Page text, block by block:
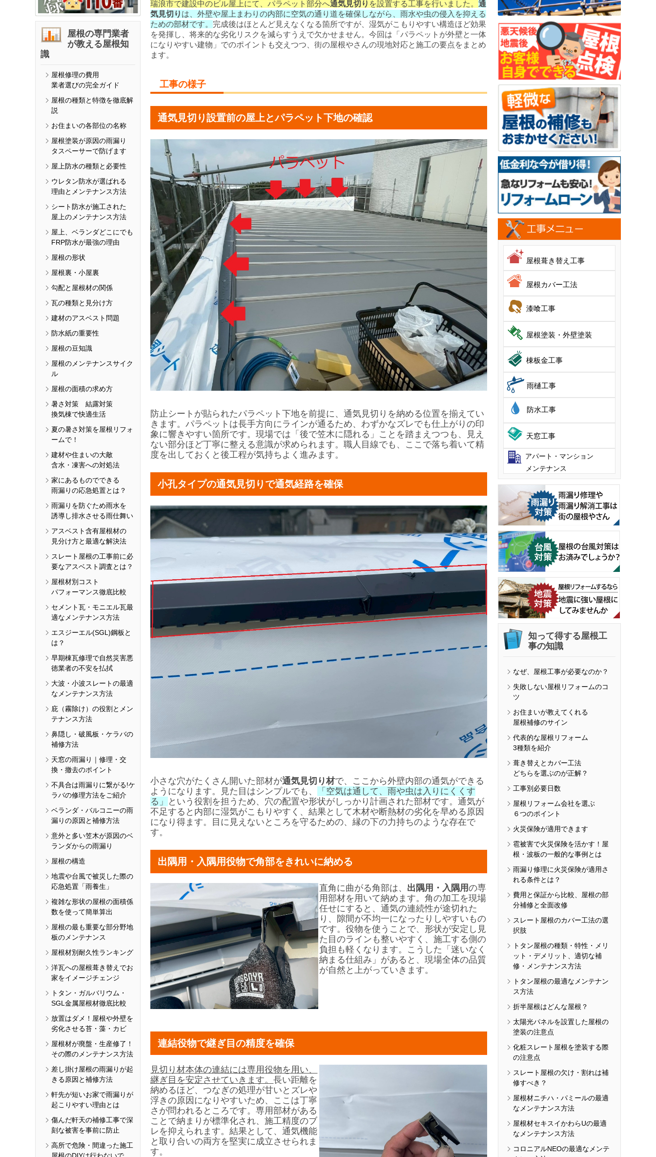
屋根の専門業者
が教える屋根知
識
屋根修理の費用
業者選びの完全ガイド
屋根の種類と特徴を徹底解
説
お住まいの各部位の名称
屋根塗装が原因の雨漏り
タスペーサーで防げます
屋上防水の種類と必要性
ウレタン防水が選ばれる
理由とメンテナンス方法
シート防水が施工された
屋上のメンテナンス方法
屋上、ベランダどこにでも
FRP防水が最強の理由
屋根の形状
屋根裏・小屋裏
勾配と屋根材の関係
瓦の種類と見分け方
建材のアスベスト問題
防水紙の重要性
屋根の豆知識
屋根のメンテナンスサイク
ル
屋根の面積の求め方
暑さ対策 結露対策
換気棟で快適生活
夏の暑さ対策を屋根リフォ
ームで！
建材や住まいの大敵
含水・凍害への対処法
家にあるものでできる
雨漏りの応急処置とは？
雨漏りを防ぐため雨水を
誘導し排水させる雨仕舞い
アスベスト含有屋根材の
見分け方と最適な解決法
スレート屋根の工事前に必
要なアスベスト調査とは？
屋根材別コスト
パフォーマンス徹底比較
セメント瓦・モニエル瓦最
適なメンテナンス方法
エスジーエル(SGL)鋼板と
は？
早期棟瓦修理で自然災害悪
徳業者の不安を払拭
大波・小波スレートの最適
なメンテナンス方法
庇（霧除け）の役割とメン
テナンス方法
鼻隠し・破風板・ケラバの
補修方法
天窓の雨漏り｜修理・交
換・撤去のポイント
不具合は雨漏りに繋がる!ケ
ラバの修理方法をご紹介
ベランダ・バルコニーの雨
漏りの原因と補修方法
意外と多い笠木が原因のベ
ランダからの雨漏り
屋根の構造
地震や台風で被災した際の
応急処置「雨養生」
複雑な形状の屋根の面積係
数を使って簡単算出
屋根の最も重要な部分野地
板のメンテナンス
屋根材別耐久性ランキング
洋瓦への屋根葺き替えでお
家をイメージチェンジ
トタン・ガルバリウム・
SGL金属屋根材徹底比較
放置はダメ！屋根や外壁を
劣化させる苔・藻・カビ
屋根材が廃盤・生産修了！
その際のメンテナンス方法
差し掛け屋根の雨漏りが起
きる原因と補修方法
軒先が短いお家で雨漏りが
起こりやすい理由とは
傷んだ軒天の補修工事で深
刻な被害を事前に防止
高所で危険・間違った施工
屋根のDIYは行わないで
瑞浪市で建設中のビル屋上にて、パラペット部分へ通気見切り を設置する工事を行いました。通
気見切り は、外壁や屋上まわりの内部に空気の通り道を確保しながら、雨水や虫の侵入を抑える
ための部材です。 完成後はほとんど見えなくなる箇所ですが、湿気がこもりやすい構造ほど効果
を発揮し、将来的な劣化リスクを減らすうえで欠かせません。今回は「パラペットが外壁と一体
になりやすい建物」でのポイントも交えつつ、街の屋根やさんの現地対応と施工の要点をまとめ
ます。
工事の様子
通気見切り設置前の屋上とパラペット下地の確認
防止シートが貼られたパラペット下地を前提に、通気見切りを納める位置を揃えてい
きます。パラペットは長手方向にラインが通るため、わずかなズレでも仕上がりの印
象に響きやすい箇所です。現場では「後で笠木に隠れる」ことを踏まえつつも、見え
ない部分ほど丁寧に整える意識が求められます。職人目線でも、ここで落ち着いて精
度を出しておくと後工程が気持ちよく進みます。
小孔タイプの通気見切りで通気経路を確保
小さな穴がたくさん開いた部材が通気見切り材で、ここから外壁内部の通気ができる
ようになります。見た目はシンプルでも、
「空気は通して、雨や虫は入りにくくす
る」
という役割を担うため、穴の配置や形状がしっかり計画された部材です。通気が
不足すると内部に湿気がこもりやすく、結果として木材や断熱材の劣化を早める原因
になり得ます。目に見えないところを守るための、縁の下の力持ちのような存在で
す。
出隅用・入隅用役物で角部をきれいに納める
直角に曲がる角部は、 出隅用・入隅用の専
用部材を用いて納めます。角の加工を現場
任せにすると、通気の連続性が途切れた
り、隙間が不均一になったりしやすいもの
です。役物を使うことで、形状が安定し見
た目のラインも整いやすく、施工する側の
負担も軽くなります。こうした「迷いなく
納まる仕組み」があると、現場全体の品質
が自然と上がっていきます。
連結役物で継ぎ目の精度を確保
見切り材本体の連結には専用役物を用い、
継ぎ目を安定させていきます。長い距離を
納めるほど、つなぎの処理が甘いとズレや
浮きの原因になりやすいため、ここは丁寧
さが問われるところです。専用部材がある
ことで納まりが標準化され、施工精度のブ
レを抑えられます。結果として、通気機能
と取り合いの両方を堅実に成立させられま
す。
屋根葺き替え工事
屋根カバー工法
漆喰工事
屋根塗装・外壁塗装
棟板金工事
雨樋工事
防水工事
天窓工事
アパート・マンション
メンテナンス
知って得する屋根工
事の知識
なぜ、屋根工事が必要なのか？
失敗しない屋根リフォームのコ
ツ
お住まいが教えてくれる
屋根補修のサイン
代表的な屋根リフォーム
3種類を紹介
葺き替えとカバー工法
どちらを選ぶのが正解？
工事別必要日数
屋根リフォーム会社を選ぶ
６つのポイント
火災保険が適用できます
雹被害で火災保険を活かす！屋
根・波板の一般的な事例とは
雨漏り修理に火災保険が適用さ
れる条件とは？
費用と保証から比較、屋根の部
分補修と全面改修
スレート屋根のカバー工法の選
択肢
トタン屋根の種類・特性・メリ
ット・デメリット、適切な補
修・メンテナンス方法
トタン屋根の最適なメンテナン
ス方法
折半屋根はどんな屋根？
太陽光パネルを設置した屋根の
塗装の注意点
化粧スレート屋根を塗装する際
の注意点
スレート屋根の欠け・割れは補
修すべき？
屋根材ニチハ・パミールの最適
なメンテナンス方法
屋根材セキスイかわらUの最適
なメンテナンス方法
コロニアルNEOの最適なメンテ